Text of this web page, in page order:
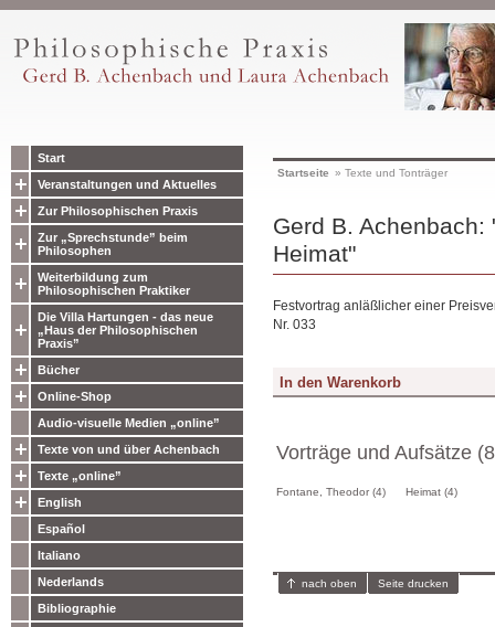
Start
Veranstaltungen und Aktuelles
Zur Philosophischen Praxis
Zur „Sprechstunde” beim
Philosophen
Weiterbildung zum
Philosophischen Praktiker
Die Villa Hartungen - das neue
„Haus der Philosophischen
Praxis”
Bücher
Online-Shop
Audio-visuelle Medien „online”
Texte von und über Achenbach
Texte „online”
English
Español
Italiano
Nederlands
Bibliographie
Startseite » Texte und Tonträger
Gerd B.
Heimat"
Festvortrag anläßlicher einer
Nr. 033
Vorträge und Aufsätze
Fontane, Theodor (4) Heimat (4)
nach oben Seite drucken